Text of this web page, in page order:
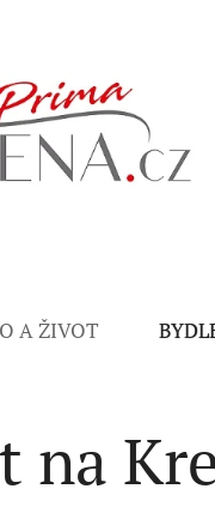
A ŽIVOT